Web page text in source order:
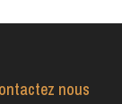
nous